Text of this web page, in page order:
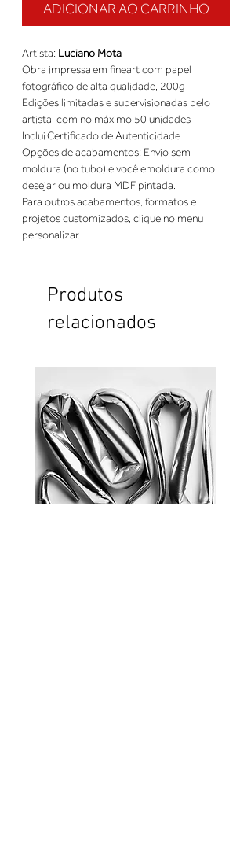
ADICIONAR AO CARRINHO
Artista: Luciano Mota
Obra impressa em fineart com papel
fotográfico de alta qualidade, 200g
Edições limitadas e supervisionadas pelo
artista, com no máximo 50 unidades
Inclui Certificado de Autenticidade
Opções de acabamentos: Envio sem
moldura (no tubo) e você emoldura como
desejar ou moldura MDF pintada.
Para outros acabamentos, formatos e
projetos customizados, clique no menu
personalizar.
Produtos
relacionados